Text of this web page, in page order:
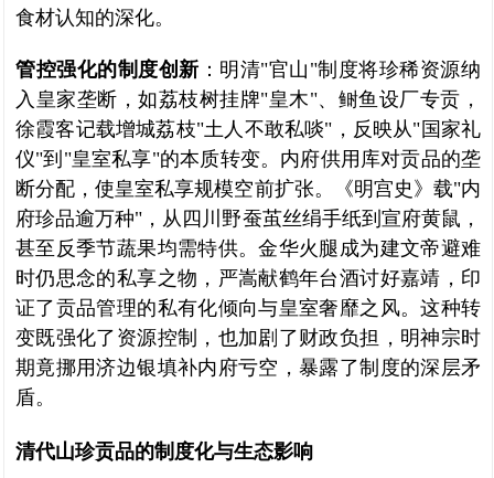
食材认知的深化。
管控强化的制度创新 ：明清"官山"制度将珍稀资源纳
入皇家垄断，如荔枝树挂牌"皇木"、鲥鱼设厂专贡，
徐霞客记载增城荔枝"土人不敢私啖"，反映从"国家礼
仪"到"皇室私享"的本质转变。内府供用库对贡品的垄
断分配，使皇室私享规模空前扩张。《明宫史》载"内
府珍品逾万种"，从四川野蚕茧丝绢手纸到宣府黄鼠，
甚至反季节蔬果均需特供。金华火腿成为建文帝避难
时仍思念的私享之物，严嵩献鹤年台酒讨好嘉靖，印
证了贡品管理的私有化倾向与皇室奢靡之风。这种转
变既强化了资源控制，也加剧了财政负担，明神宗时
期竟挪用济边银填补内府亏空，暴露了制度的深层矛
盾。
清代山珍贡品的制度化与生态影响